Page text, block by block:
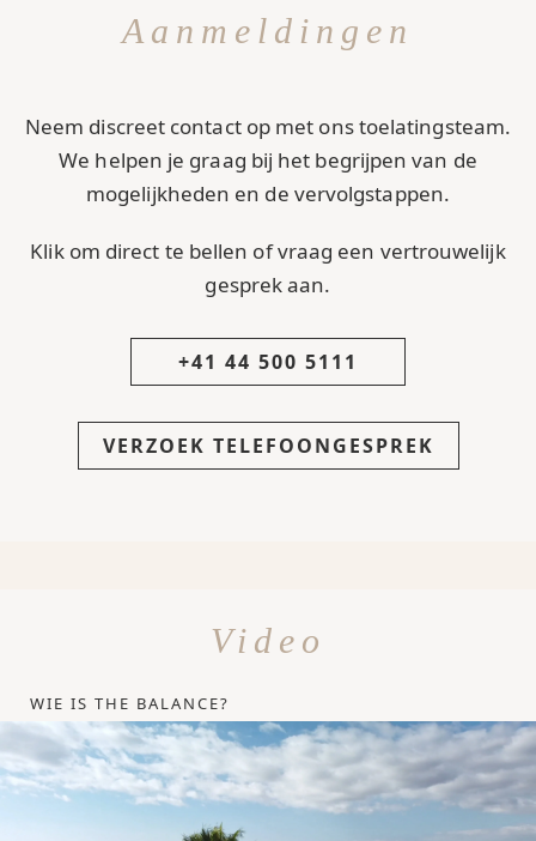
Aanmeldingen
Neem discreet contact op met ons toelatingsteam.
We helpen je graag bij het begrijpen van de
mogelijkheden en de vervolgstappen.
Klik om direct te bellen of vraag een vertrouwelijk
gesprek aan.
+41 44 500 5111
VERZOEK TELEFOONGESPREK
Video
WIE IS THE BALANCE?